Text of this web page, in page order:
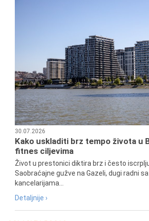
30.07.2026
Kako uskladiti brz tempo života u
fitnes ciljevima
Život u prestonici diktira brz i često
Saobraćajne gužve na Gazeli, dugi radni
kancelarijama...
Detaljnije ›